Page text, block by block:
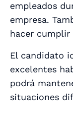
empleados
empresa.
hacer
El candidato
excelentes
podrá
situaciones